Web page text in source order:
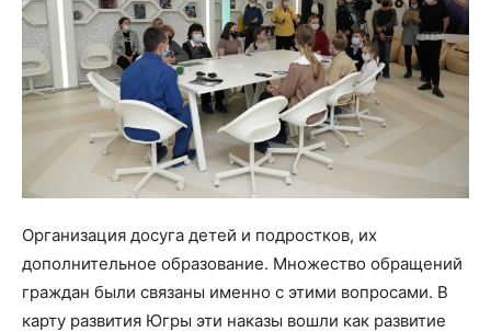
Организация досуга детей и подростков, их
дополнительное образование. Множество обращений
граждан были связаны именно с этими вопросами. В
карту развития Югры эти наказы вошли как развитие